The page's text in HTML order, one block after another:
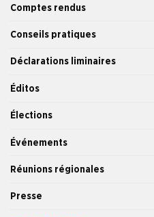
Comptes rendus
Conseils pratiques
Déclarations liminaires
Éditos
Élections
Événements
Réunions régionales
Presse